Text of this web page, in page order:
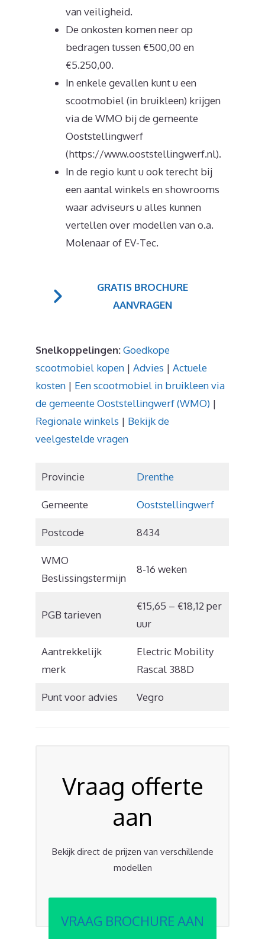
van veiligheid.
De onkosten komen neer op
bedragen tussen €500,00 en
€5.250,00.
In enkele gevallen kunt u een
scootmobiel (in bruikleen) krijgen
via de WMO bij de gemeente
Ooststellingwerf
(https://www.ooststellingwerf.nl).
In de regio kunt u ook terecht bij
een aantal winkels en showrooms
waar adviseurs u alles kunnen
vertellen over modellen van o.a.
Molenaar of EV-Tec.
GRATIS BROCHURE
AANVRAGEN
Snelkoppelingen:Goedkope
scootmobiel kopen | Advies | Actuele
kosten | Een scootmobiel in bruikleen via
de gemeente Ooststellingwerf (WMO) |
Regionale winkels | Bekijk de
veelgestelde vragen
Provincie Drenthe
Gemeente Ooststellingwerf
Postcode 8434
WMO
Beslissingstermijn
8-16 weken
PGB tarieven
€15,65 – €18,12 per
uur
Aantrekkelijk
merk
Electric Mobility
Rascal 388D
Punt voor advies Vegro
Vraag offerte
aan
Bekijk direct de prijzen van verschillende
modellen
VRAAG BROCHURE AAN